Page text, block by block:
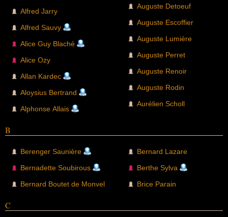
Alfred Jarry
Alfred Sauvy
Alice Guy Blaché
Alice Ozy
Allan Kardec
Aloysius Bertrand
Alphonse Allais
Auguste Detoeuf
Auguste Escoffier
Auguste Lumière
Auguste Perret
Auguste Renoir
Auguste Rodin
Aurélien Scholl
B
Berenger Saunière
Bernadette Soubirous
Bernard Boutet de Monvel
Bernard Lazare
Berthe Sylva
Brice Parain
C